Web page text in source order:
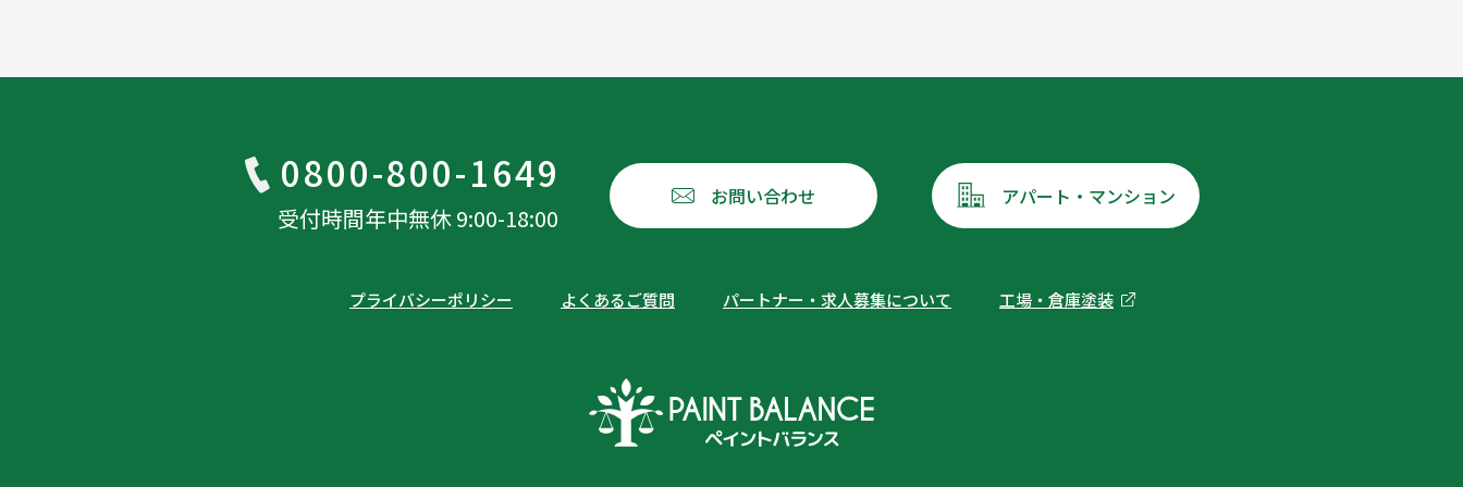
0800-800-1649
受付時間年中無休 9:00-18:00
お問い合わせ アパート・マンション
プライバシーポリシー よくあるご質問 パートナー・求人募集について 工場・倉庫塗装